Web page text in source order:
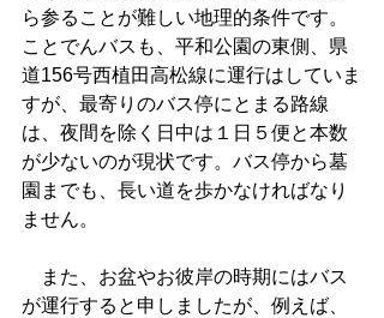
ら参ることが難しい地理的条件です。
ことでんバスも、平和公園の東側、県
道156号西植田高松線に運行はしていま
すが、最寄りのバス停にとまる路線
は、夜間を除く日中は１日５便と本数
が少ないのが現状です。バス停から墓
園までも、長い道を歩かなければなり
ません。
また、お盆やお彼岸の時期にはバス
が運行すると申しましたが、例えば、